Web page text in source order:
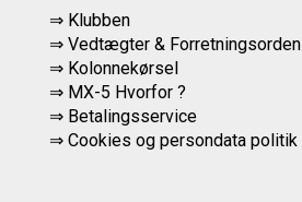
⇒ Klubben
⇒ Vedtægter & Forretningsorden
⇒ Kolonnekørsel
⇒ MX-5 Hvorfor ?
⇒ Betalingsservice
⇒ Cookies og persondata politik